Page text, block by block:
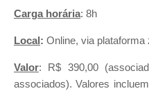
Carga horária: 8h
Local : Online, via plataforma
Valor: R$ 390,00
associados). Valores